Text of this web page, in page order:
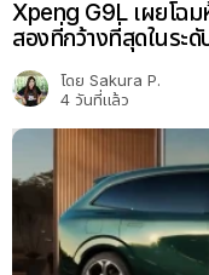
Xpeng G9L เผยโฉ
สองที่กว้างที่สุดในระดั
โดย Sakura P.
4 วันที่แล้ว